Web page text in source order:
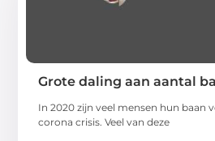
Grote daling aan aantal
In 2020 zijn veel mensen hun baan
corona crisis. Veel van deze